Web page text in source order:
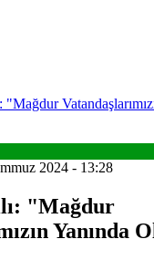
"Mağdur
2024 - 13:28
"Mağdur
Yanında